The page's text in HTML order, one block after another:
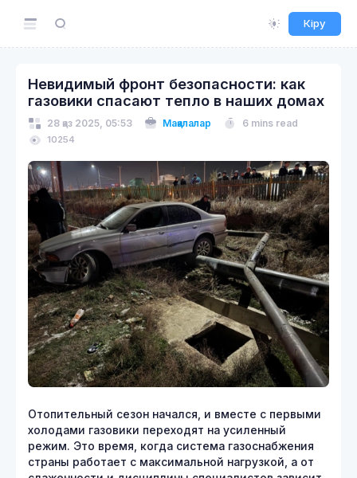
Кіру
Невидимый фронт безопасности: как
газовики спасают тепло в наших домах
28 қаз 2025, 05:53 Мақалалар 6 mins read
10254
Отопительный сезон начался, и вместе с первыми
холодами газовики переходят на усиленный
режим. Это время, когда система газоснабжения
страны работает с максимальной нагрузкой, а от